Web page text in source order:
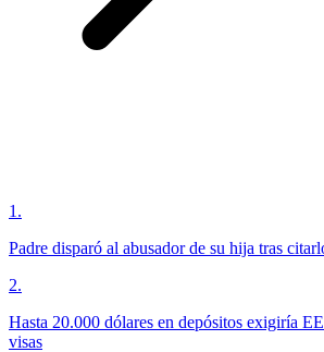
1 .
Padre disparó al abusador de su hija tras
2.
Hasta 20.000 dólares en depósitos exigiría
visas